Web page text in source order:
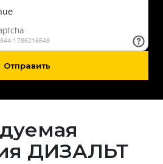
Отправить
ДИЗАЛЬТ